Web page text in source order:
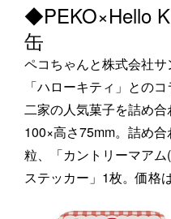
◆PEKO×Hello
缶
ペコちゃんと株式会社
「ハローキティ」との
二家の人気菓子を詰め
100×高さ75mm。詰め
粒、「カントリーマア
ステッカー」1枚。価格